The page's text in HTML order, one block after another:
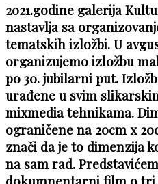
2021.godine galerija
nastavlja sa
tematskih izložbi. U
organizujemo izložbu
po 30. jubilarni put.
urađene u svim
mixmedia tehnikama.
ograničene na 20cm x
znači da je to dimenzija
na sam rad.